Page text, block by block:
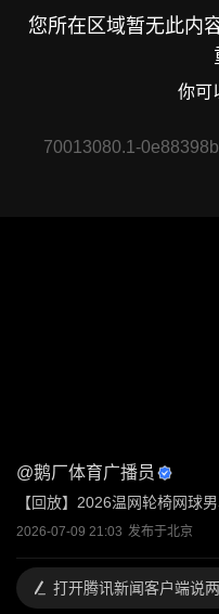
您所在区域暂无此内
你可
70013080.1-
@鹅厂体育广播员
【回放】2026温网轮椅网球
2026-07-09 21:03 发布于北京
打开腾讯新闻客户端说